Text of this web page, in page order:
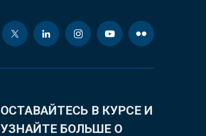
ОСТАВАЙТЕСЬ В КУРСЕ И
УЗНАЙТЕ БОЛЬШЕ О